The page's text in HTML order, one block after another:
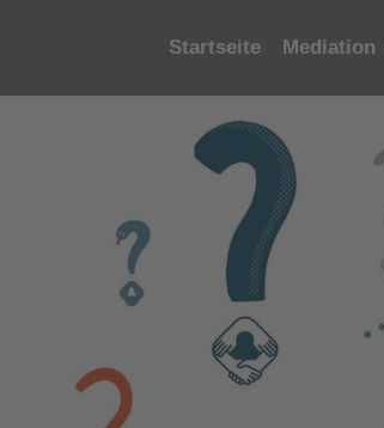
Startseite Mediation